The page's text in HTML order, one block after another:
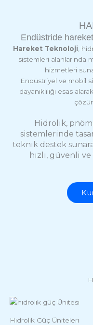
Endüstride
Hareket Teknoloji ,
sistemleri alanlarında
hizmetleri
Endüstriyel ve mobil
dayanıklılığı esas
Hidrolik,
sistemlerinde
teknik destek
hızlı, güvenli
Hidrolik Güç Üniteleri